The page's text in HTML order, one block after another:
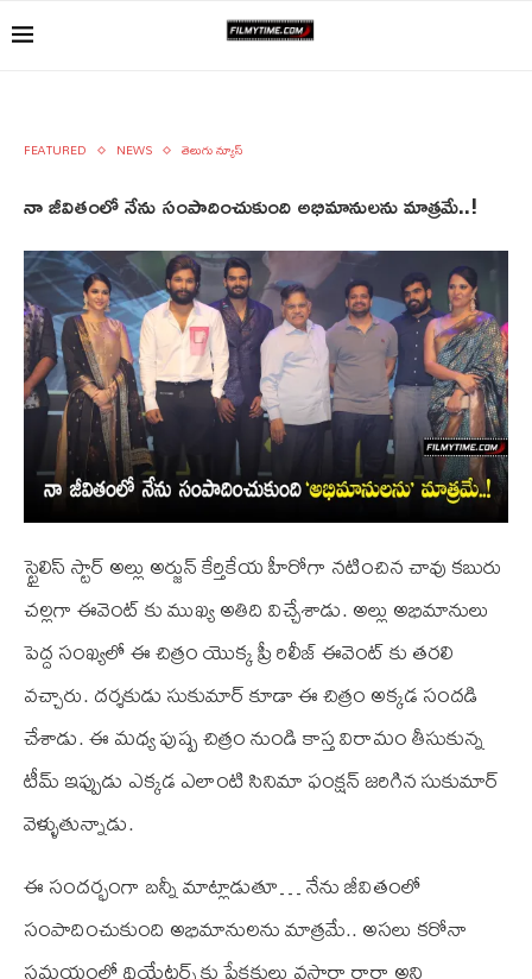
FEATURED NEWS తెలుగు న్యూస్
నా జీవితంలో నేను సంపాదించుకుంది అభిమానులను మాత్రమే..!
స్టైలిస్ స్టార్ అల్లు అర్జున్ కేర్తికేయ హీరోగా నటించిన చావు కబురు
చల్లగా ఈవెంట్ కు ముఖ్య అతిది విచ్చేశాడు. అల్లు అభిమానులు
పెద్ద సంఖ్యలో ఈ చిత్రం యొక్క ప్రీ రిలీజ్ ఈవెంట్ కు తరలి
వచ్చారు. దర్శకుడు సుకుమార్ కూడా ఈ చిత్రం అక్కడ సందడి
చేశాడు. ఈ మధ్య పుష్ప చిత్రం నుండి కాస్త విరామం తీసుకున్న
టీమ్ ఇప్పుడు ఎక్కడ ఎలాంటి సినిమా ఫంక్షన్ జరిగిన సుకుమార్
వెళ్ళుతున్నాడు.
ఈ సందర్భంగా బన్నీ మాట్లాడుతూ… నేను జీవితంలో
సంపాదించుకుంది అభిమానులను మాత్రమే.. అసలు కరోనా